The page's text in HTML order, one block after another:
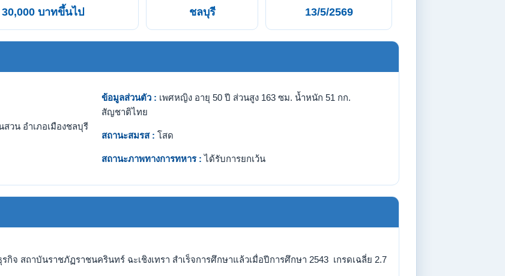
30,000 บาทขึ้นไป ชลบุรี 13/5/2569
วน อำเภอเมืองชลบุรี
ข้อมูลส่วนตัว : เพศหญิง อายุ 50 ปี ส่วนสูง 163 ซม. น้ำหนัก 51 กก.
สัญชาติไทย
สถานะสมรส : โสด
สถานะภาพทางการทหาร : ได้รับการยกเว้น
สถาบันราชภัฏราชนครินทร์ ฉะเชิงเทรา สำเร็จการศึกษาแล้วเมื่อปีการศึกษา 2543 เกรดเฉลี่ย 2.7